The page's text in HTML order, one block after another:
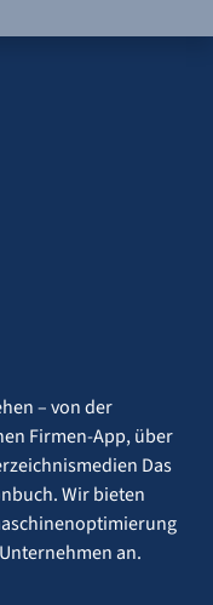
– von der
Firmen-App, über
Das
Wir bieten
an.